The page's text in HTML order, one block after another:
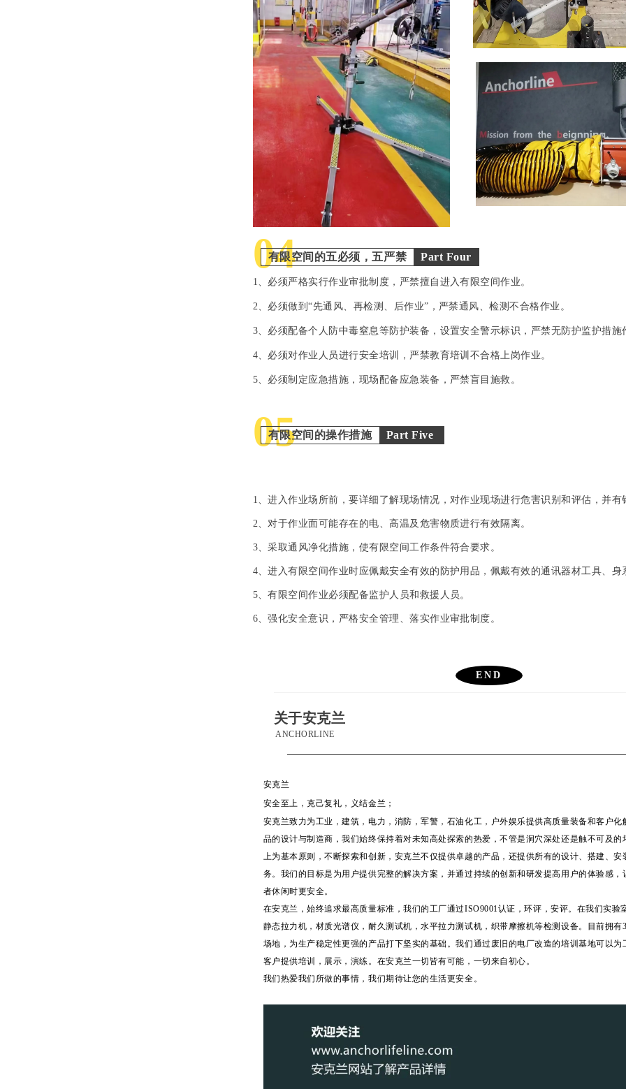
04
有限空间的五必须，五严禁 Part Four
1、必须严格实行作业审批制度，严禁擅自进入有限空间作业。
2、必须做到“先通风、再检测、后作业”，严禁通风、检测不合格作业。
3、必须配备个人防中毒窒息等防护装备，设置安全警示标识，严禁无防护监护措施
4、必须对作业人员进行安全培训，严禁教育培训不合格上岗作业。
5、必须制定应急措施，现场配备应急装备，严禁盲目施救。
05
有限空间的操作措施 Part Five
1、进入作业场所前，要详细了解现场情况，对作业现场进行危害识别和评估，并
2、对于作业面可能存在的电、高温及危害物质进行有效隔离。
3、采取通风净化措施，使有限空间工作条件符合要求。
4、进入有限空间作业时应佩戴安全有效的防护用品，佩戴有效的通讯器材工具、身
5、有限空间作业必须配备监护人员和救援人员。
6、强化安全意识，严格安全管理、落实作业审批制度。
END
关于安克兰
ANCHORLINE
安克兰
安全至上，克己复礼，义结金兰；
安克兰致力为工业，建筑，电力，消防，军警，石油化工，户外娱乐提供高质量装备和客户化
品的设计与制造商，我们始终保持着对未知高处探索的热爱，不管是洞穴深处还是触不可及的
上为基本原则，不断探索和创新，安克兰不仅提供卓越的产品，还提供所有的设计、搭建、安
务。我们的目标是为用户提供完整的解决方案，并通过持续的创新和研发提高用户的体验感，
者休闲时更安全。
在安克兰，始终追求最高质量标准，我们的工厂通过ISO9001认证，环评，安评。在我们实验
静态拉力机，材质光谱仪，耐久测试机，水平拉力测试机，织带摩擦机等检测设备。目前拥有
场地，为生产稳定性更强的产品打下坚实的基础。我们通过废旧的电厂改造的培训基地可以为
客户提供培训，展示，演练。在安克兰一切皆有可能，一切来自初心。
我们热爱我们所做的事情，我们期待让您的生活更安全。